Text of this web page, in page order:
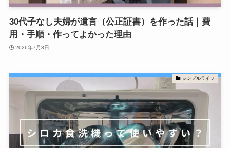
30代子なし夫婦が遺言（公正証書）を作った話｜費
用・手順・作ってよかった理由
2026年7月8日
シンプルライフ